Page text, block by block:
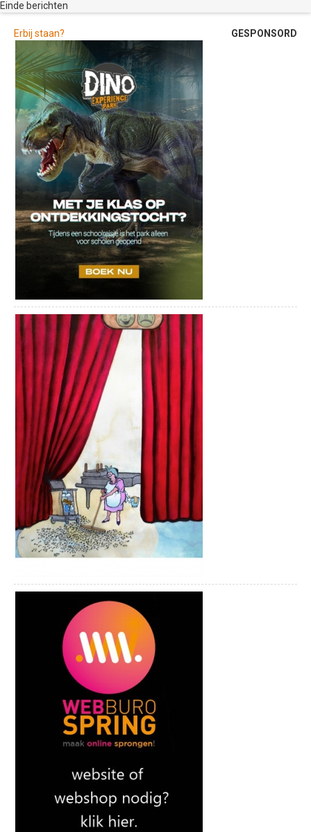
Zuidbroek, Berkenwoude en Achterhoek
In Gouderak steek je het water over naar
Moordrecht, waarna je meteen rechtsaf
slaat om langs het water terug naar Gouda
te fietsen.
In Gouda fiets je via Korte Akkeren terug
naar het centrum.
Leg deze route af met een goede fiets. Ga
je de route met je partner afleggen? Bekijk
dan eens eentransportfiets dames
heren bij Fietsenopfietsen. Hier vind je de
beste fiets voor jouw fietstocht!
Fietsen door Gouda en omgeving (36
km)
Deze route begint in het centrum van
Gouda, en brengt je eerst langs
verschillende bezienswaardigheden en
Je verlaat eerst de stad in het zuiden,
waarna je om Gouda heen fietst naar
Goudse Hout.
Hier sla je rechtsaf om via Driebruggen om
de Reeuwijkse plassen heen te fietsen.
Daarna fiets je via Reeuwijk weer terug
naar Gouda.
Je volgt deze route de volgende
knooppunten: 42, 41, 11, 10, 9, 41, 12, 34,
35, 50, 37, 36, 49, 20, 21, 45, 46 en 42.
Einde berichten
Erbij staan? GESPONSORD